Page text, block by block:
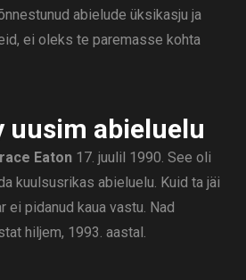
abielude üksikasju ja
ei oleks te paremasse kohta
uusim abieluelu
Eaton 17. juulil 1990. See oli
kuulsusrikas abieluelu. Kuid ta jäi
ei pidanud kaua vastu. Nad
hiljem, 1993. aastal.